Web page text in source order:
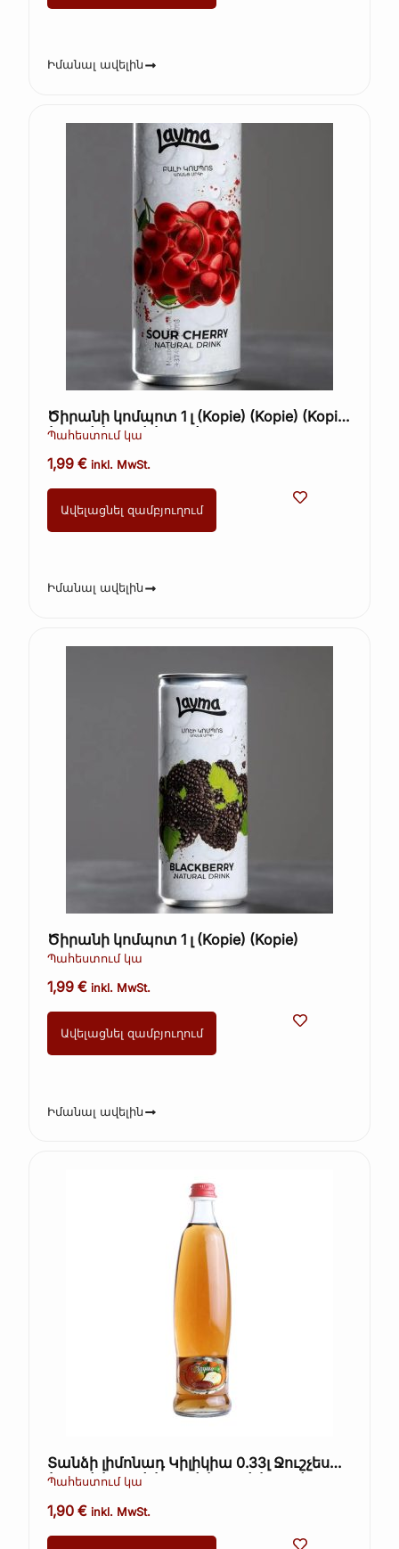
Իմանալ ավելին
Ծիրանի կոմպոտ 1 լ (Kopie) (Kopie) (Kopie)
(Kopie) (Kopie) (Kopie)
Պահեստում կա
1,99€ inkl. MwSt.
Ավելացնել զամբյուղում
Իմանալ ավելին
Ծիրանի կոմպոտ 1 լ (Kopie) (Kopie)
Պահեստում կա
1,99€ inkl. MwSt.
Ավելացնել զամբյուղում
Իմանալ ավելին
Տանձի լիմոնադ Կիլիկիա 0.33լ Ջուշչես
(Kopie) (Kopie) (Kopie) (Kopie) (Kopie)
Պահեստում կա
1,90€ inkl. MwSt.